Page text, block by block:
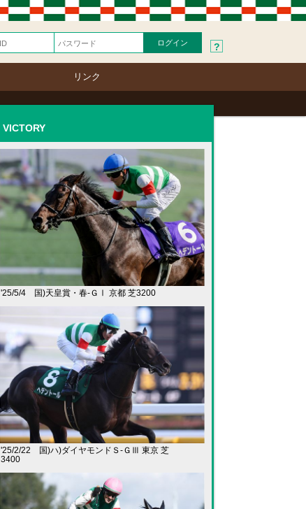
?
リンク
VICTORY
'25/5/4 国)天皇賞・春-ＧⅠ 京都 芝3200
'25/2/22 国)ハ)ダイヤモンドＳ-ＧⅢ 東京 芝
3400